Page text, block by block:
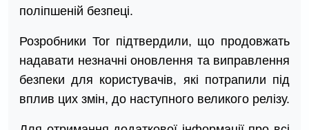
поліпшеній безпеці.
Розробники Tor підтвердили, що продовжать
надавати незначні оновлення та виправлення
безпеки для користувачів, які потрапили під
вплив цих змін, до наступного великого релізу.